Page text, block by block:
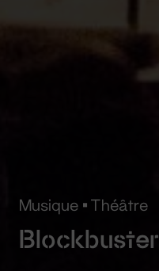
Musique • Théâtre
Blockbuster